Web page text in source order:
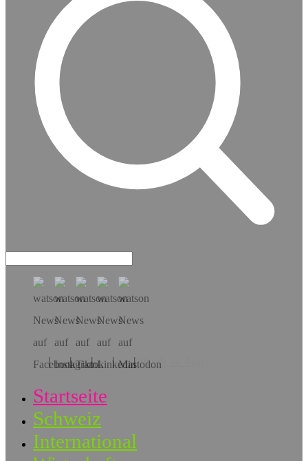
Hol dir die App!
Startseite
Schweiz
International